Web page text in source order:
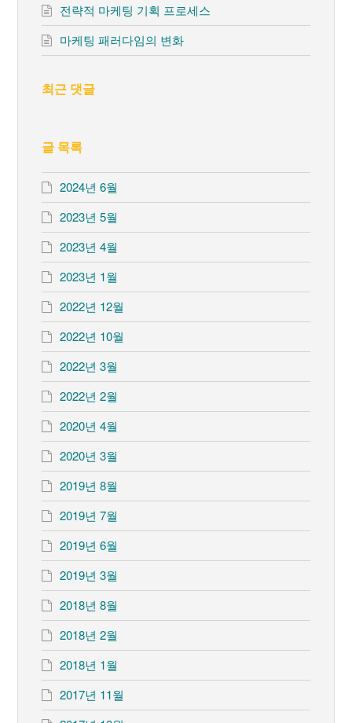
전략적 마케팅 기획 프로세스
마케팅 패러다임의 변화
최근 댓글
글 목록
2024년 6월
2023년 5월
2023년 4월
2023년 1월
2022년 12월
2022년 10월
2022년 3월
2022년 2월
2020년 4월
2020년 3월
2019년 8월
2019년 7월
2019년 6월
2019년 3월
2018년 8월
2018년 2월
2018년 1월
2017년 11월